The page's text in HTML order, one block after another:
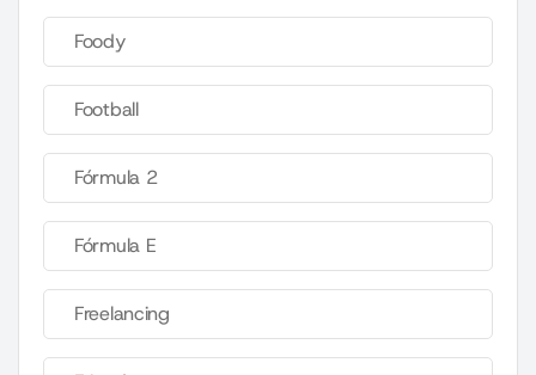
Foody
Football
Fórmula 2
Fórmula E
Freelancing